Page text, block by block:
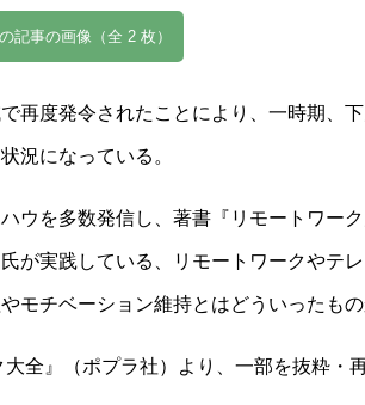
記事の画像（全 2 枚）
再度発令されたことにより、一時期、
況になっている。
ウを多数発信し、著書『リモートワー
が実践している、リモートワークやテ
モチベーション維持とはどういったもの
全』（ポプラ社）より、一部を抜粋・